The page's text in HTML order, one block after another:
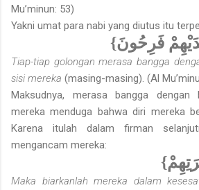
Mu’minun: 53)
Yakni umat para nabi yang diutus itu
فَرِحُونَ}
Tiap-tiap golongan merasa bangga
sisi mereka (masing-masing). (Al
Maksudnya, merasa bangga dengan
mereka menduga bahwa diri mereka
Karena itulah dalam firman
mengancam mereka:
Maka biarkanlah mereka dalam